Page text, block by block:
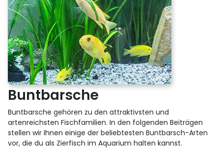
Buntbarsche
Buntbarsche gehören zu den attraktivsten und
artenreichsten Fischfamilien. In den folgenden Beiträgen
stellen wir Ihnen einige der beliebtesten Buntbarsch-Arten
vor, die du als Zierfisch im Aquarium halten kannst.